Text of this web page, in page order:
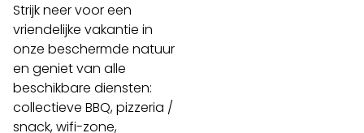
Strijk neer voor een
vriendelijke vakantie in
onze beschermde natuur
en geniet van alle
beschikbare diensten:
collectieve BBQ, pizzeria /
snack, wifi-zone,